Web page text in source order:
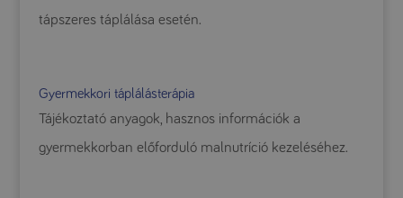
tápszeres táplálása esetén.
Gyermekkori táplálásterápia
Tájékoztató anyagok, hasznos információk a
gyermekkorban előforduló malnutríció kezeléséhez.